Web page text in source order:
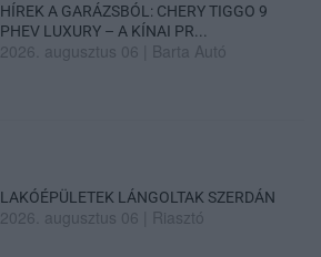
HÍREK A GARÁZSBÓL: CHERY TIGGO 9
PHEV LUXURY – A KÍNAI PR...
2026. augusztus 06 Barta Autó
LAKÓÉPÜLETEK LÁNGOLTAK SZERDÁN
2026. augusztus 06 Riasztó